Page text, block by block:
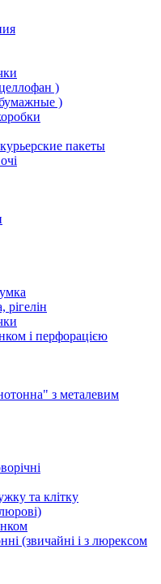
)
)
пакеты
рігелін
і перфорацією
з металевим
та клітку
(звичайні і з люрексом